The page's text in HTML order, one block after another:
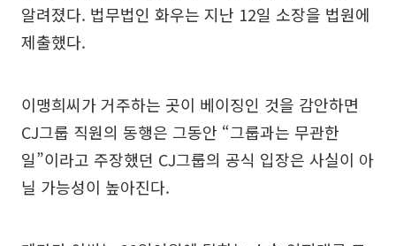
알려졌다. 법무법인 화우는 지난 12일 소장을 법원에
제출했다.
이맹희씨가 거주하는 곳이 베이징인 것을 감안하면
CJ그룹 직원의 동행은 그동안 “그룹과는 무관한
일”이라고 주장했던 CJ그룹의 공식 입장은 사실이 아
닐 가능성이 높아진다.